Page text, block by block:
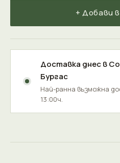
+ Добави
Доставка днес в
Бургас
Най-ранна възможна
13:00ч.